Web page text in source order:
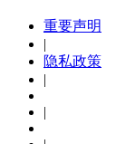
重要声明
|
隐私政策
|
|